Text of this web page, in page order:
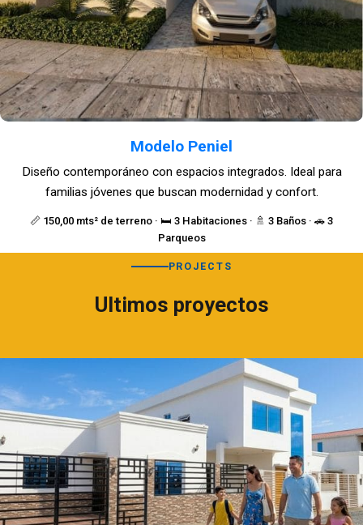
Modelo Peniel
📏 150,00 mts² de terreno · 🛏️ 3 Habitaciones · 🚿 3 Baños · 🚗 3
Parqueos
Diseño contemporáneo con espacios integrados. Ideal para
familias jóvenes que buscan modernidad y confort.
PROJECTS
Ultimos proyectos